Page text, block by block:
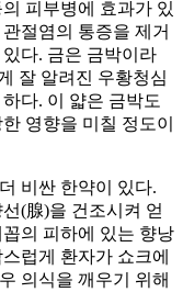
피부병에 효과가 있
절염의 통증을 제거
다. 금은 금박이라
잘 알려진 우황청심
다. 이 얇은 금박도
영향을 미칠 정도이
비싼 한약이 있다.
(腺)을 건조시켜 얻
의 피하에 있는 향낭
럽게 환자가 쇼크에
의식을 깨우기 위해